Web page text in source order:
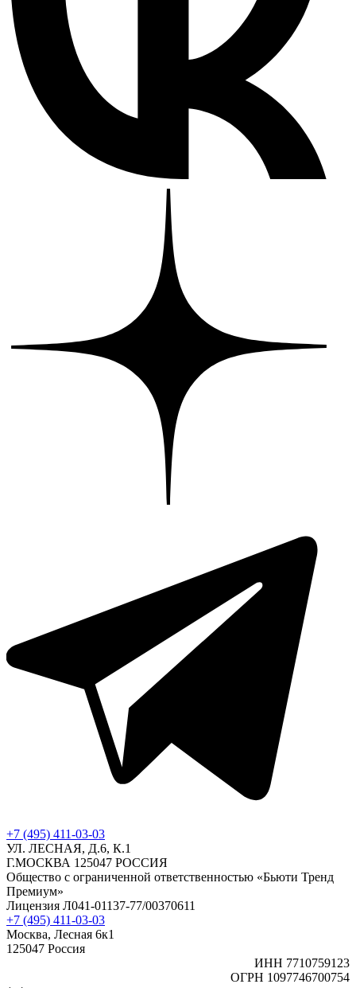
+7 (495) 411-03-03
УЛ. ЛЕСНАЯ, Д.6, К.1
Г.МОСКВА 125047 РОССИЯ
Общество с ограниченной ответственностью «Бьюти Тренд
Премиум»
Лицензия Л041-01137-77/00370611
+7 (495) 411-03-03
Москва, Лесная 6к1
125047 Россия
ИНН 7710759123
ОГРН 1097746700754